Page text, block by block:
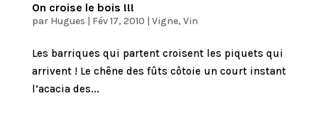
On croise le bois !!!
par Hugues | Fév 17, 2010 | Vigne, Vin
Les barriques qui partent croisent les piquets qui
arrivent ! Le chêne des fûts côtoie un court instant
l’acacia des...